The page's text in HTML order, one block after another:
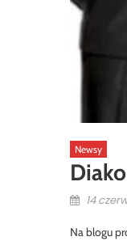
Newsy
Posted
14
Na blogu